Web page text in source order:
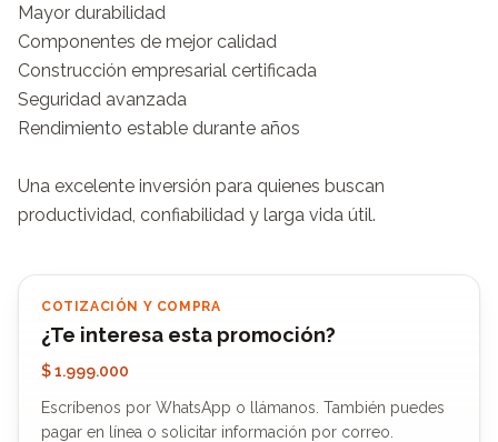
Mayor durabilidad
Componentes de mejor calidad
Construcción empresarial certificada
Seguridad avanzada
Rendimiento estable durante años
Una excelente inversión para quienes buscan
productividad, confiabilidad y larga vida útil.
COTIZACIÓN Y COMPRA
¿Te interesa esta promoción?
$ 1.999.000
Escríbenos por WhatsApp o llámanos. También puedes
pagar en línea o solicitar información por correo.